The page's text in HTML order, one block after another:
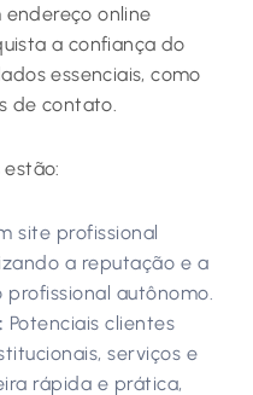
online
a confiança do
essenciais, como
de contato.
site profissional
a reputação e a
autônomo.
Potenciais clientes
serviços e
rápida e prática,